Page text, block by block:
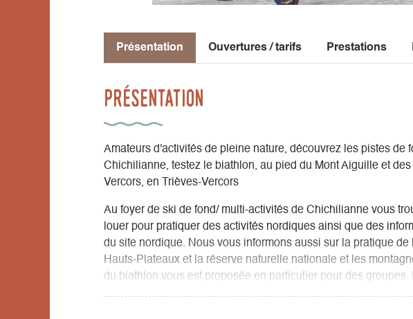
Présentation Ouvertures / tarifs Prestations
Présentation
Amateurs d'activités de pleine nature, découvrez les pistes de
Chichilianne, testez le biathlon, au pied du Mont Aiguille et
Vercors, en Trièves-Vercors
Au foyer de ski de fond/ multi-activités de Chichilianne vous
louer pour pratiquer des activités nordiques ainsi que des
du site nordique. Nous vous informons aussi sur la pratique
Hauts-Plateaux et la réserve naturelle nationale et les
du biathlon vous est proposée en particulier pour des